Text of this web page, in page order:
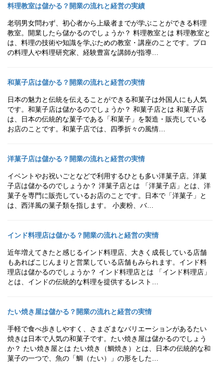
料理教室は儲かる？開業の流れと経営の実績
老弱男女問わず、初心者から上級者までが学ぶことができる料理
教室。開業したら儲かるのでしょうか？ 料理教室とは 料理教室と
は、料理の技術や知識を学ぶための教室・講座のことです。プロ
の料理人や料理研究家、経験豊富な講師が指導…
和菓子店は儲かる？開業の流れと経営の実情
日本の魅力と伝統を伝えることができる和菓子は外国人にも人気
です。和菓子店は儲かるのでしょうか？ 和菓子店とは 和菓子店
は、日本の伝統的な菓子である「和菓子」を製造・販売している
お店のことです。和菓子店では、四季折々の風情…
洋菓子店は儲かる？開業の流れと経営の実情
イベントやお祝いごとなどで利用するひとも多い洋菓子店。洋菓
子店は儲かるのでしょうか？ 洋菓子店とは 「洋菓子店」とは、洋
菓子を専門に販売しているお店のことです。日本で「洋菓子」と
は、西洋風の菓子類を指します。 小麦粉、バ…
インド料理店は儲かる？開業の流れと経営の実情
近年増えてきたと感じるインド料理店、大きく成長している店舗
もあればこじんまりと営業している店舗もみられます。インド料
理店は儲かるのでしょうか？ インド料理店とは 「インド料理店」
とは、インドの伝統的な料理を提供するレスト…
たい焼き屋は儲かる？開業の流れと経営の実情
手軽で食べ歩きしやすく、さまざまなバリエーションがあるたい
焼きは日本で人気の和菓子です。たい焼き屋は儲かるのでしょう
か？ たい焼き屋とは たい焼き（鯛焼き）とは、日本の伝統的な和
菓子の一つで、魚の「鯛（たい）」の形をした…